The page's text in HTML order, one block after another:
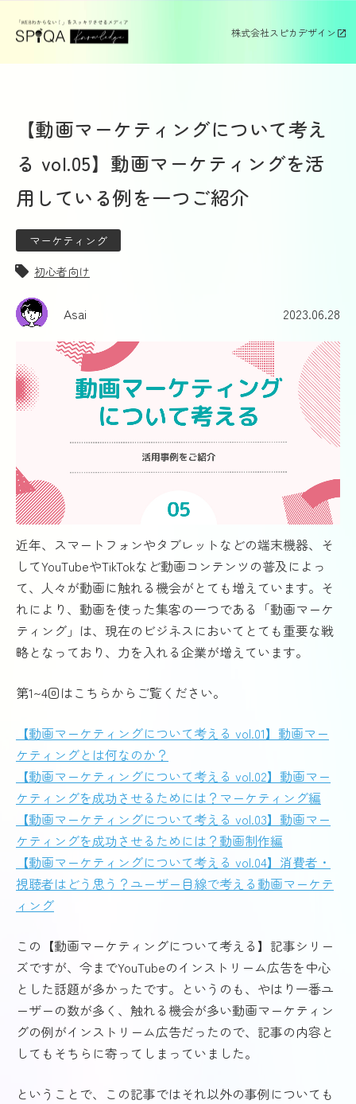
株式会社スピカデザイン
【動画マーケティングについて考え
る vol.05】動画マーケティングを活
用している例を一つご紹介
マーケティング
初心者向け
Asai 2023.06.28
近年、スマートフォンやタブレットなどの端末機器、そ
してYouTubeやTikTokなど動画コンテンツの普及によっ
て、人々が動画に触れる機会がとても増えています。そ
れにより、動画を使った集客の一つである「動画マーケ
ティング」は、現在のビジネスにおいてとても重要な戦
略となっており、力を入れる企業が増えています。
第1~4回はこちらからご覧ください。
【動画マーケティングについて考える vol.01】動画マー
ケティングとは何なのか？
【動画マーケティングについて考える vol.02】動画マー
ケティングを成功させるためには？マーケティング編
【動画マーケティングについて考える vol.03】動画マー
ケティングを成功させるためには？動画制作編
【動画マーケティングについて考える vol.04】消費者・
視聴者はどう思う？ユーザー目線で考える動画マーケテ
ィング
この【動画マーケティングについて考える】記事シリー
ズですが、今までYouTubeのインストリーム広告を中心
とした話題が多かったです。というのも、やはり一番ユ
ーザーの数が多く、触れる機会が多い動画マーケティン
グの例がインストリーム広告だったので、記事の内容と
してもそちらに寄ってしまっていました。
ということで、この記事ではそれ以外の事例についても